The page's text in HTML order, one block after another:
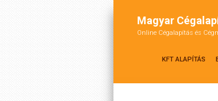
Magyar
Online Cégalapítás és
KFT ALAPÍTÁS